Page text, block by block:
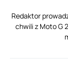
Redaktor
chwili z Moto G